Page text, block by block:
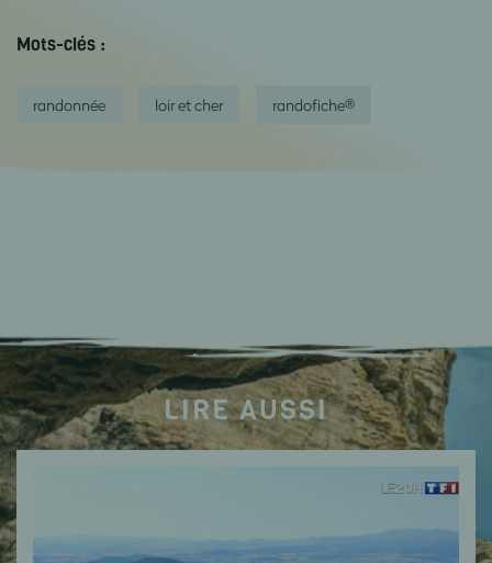
Mots-clés :
randonnée loir et cher randofiche®
LIRE AUSSI